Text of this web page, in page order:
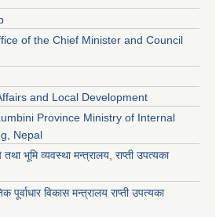
of the Chief Minister and Council
and Local Development
Province Ministry of Internal
Nepal
भूमि व्यवस्था मन्त्रालय, राप्ती उपत्यका
पूर्वाधार विकास मन्त्रालय राप्ती उपत्यका